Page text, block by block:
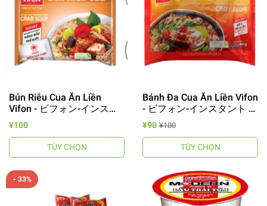
Bún Riêu Cua Ăn Liền
Vifon - ビフォン-インスタ
ント ブン.リェウ.クァ
¥100
TÙY CHỌN
Bánh Đa Cua Ăn Liền Vifon
- ビフォン-インスタント バ
ィン.ダ.クア
¥90 ¥100
TÙY CHỌN
- 33%